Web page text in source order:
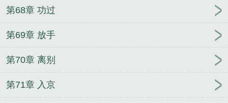
第68章 功过
第69章 放手
第70章 离别
第71章 入京